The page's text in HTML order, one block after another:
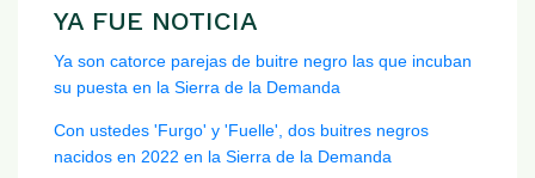
YA FUE NOTICIA
Ya son catorce parejas de buitre negro las que incuban
su puesta en la Sierra de la Demanda
Con ustedes 'Furgo' y 'Fuelle', dos buitres negros
nacidos en 2022 en la Sierra de la Demanda